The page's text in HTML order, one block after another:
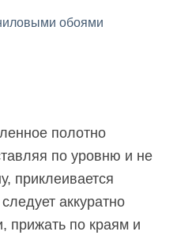
полотно
по уровню и не
приклеивается
аккуратно
прижать по краям и